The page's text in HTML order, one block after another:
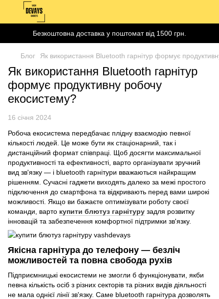
Безкоштовна доставка у поштомат від 1500 грн.
Блог Як використання Bluetooth гарнітур формує
Як використання Bluetooth гарнітур
формує продуктивну робочу
екосистему?
16 січня 2024
Робоча екосистема передбачає плідну взаємодію певної
кількості людей. Це може бути як стаціонарний, так і
дистанційний формат співпраці. Щоб досягти максимальної
продуктивності та ефективності, варто організувати зручний
вид зв'язку — і bluetooth гарнітури вважаються найкращим
рішенням. Сучасні гаджети виходять далеко за межі простого
підключення до смартфона та відкривають перед вами широкі
можливості. Якщо ви бажаєте оптимізувати роботу своєї
команди, варто купити блютуз гарнітуру задля розвитку
інновацій та забезпечення комфортної підтримки зв'язку.
Якісна гарнітура до телефону — безліч
можливостей та повна свобода рухів
Підприємницькі екосистеми не змогли б функціонувати, якби
певна кількість осіб з різних секторів та різних видів діяльності
не мала однієї лінії зв'язку. Саме bluetooth гарнітура дозволять